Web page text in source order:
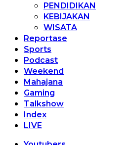
PENDIDIKAN
KEBIJAKAN
WISATA
Reportase
Sports
Podcast
Weekend
Mahajana
Gaming
Talkshow
Index
LIVE